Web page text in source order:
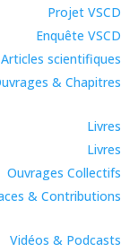
Projet VSCD
Enquête VSCD
Articles scientifiques
& Chapitres
Livres
Livres
Ouvrages Collectifs
& Contributions
Vidéos & Podcasts